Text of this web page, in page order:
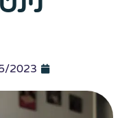
2023